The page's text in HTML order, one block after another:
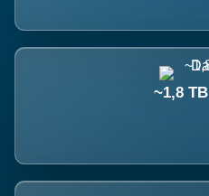
~1,8 TB